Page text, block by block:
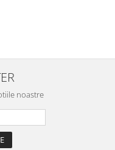
noastre